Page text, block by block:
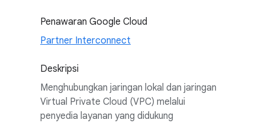
Penawaran Google Cloud
Partner Interconnect
Deskripsi
Menghubungkan jaringan lokal dan jaringan
Virtual Private Cloud (VPC) melalui
penyedia layanan yang didukung